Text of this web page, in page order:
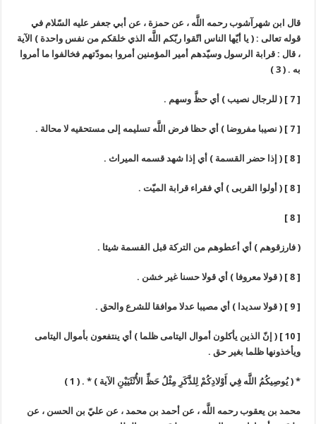
قال ابن شهرآشوب رحمه اللَّه ، عن حمزة ، عن أبي جعفر عليه السّلام في
قوله تعالى : ( يا أيّها الناس اتّقوا ربّكم اللَّه الذي خلقكم من نفس واحدة ) الآية
، قال : قرابة الرسول وسيّدهم أمير المؤمنين أمروا بمودّتهم فخالفوا ما أمروا
به . ( 3 )
[ 7 ] ( للرجال نصيب ) أي حظَّ وسهم .
[ 7 ] ( نصيبا مفروضا ) أي حظا فرض اللَّه تسليمه إلى مستحقيه لا محالة .
[ 8 ] ( إذا حضر القسمة ) أي إذا شهد قسمه الميراث .
[ 8 ] ( أولوا القربى ) أي فقراء قرابة الميّت .
[ 8 ]
( فارزقوهم ) أي أعطوهم من التركة قبل القسمة شيئا .
[ 8 ] ( قولا معروفا ) أي قولا حسنا غير خشن .
[ 9 ] ( قولا سديدا ) أي مصيبا عدلا موافقا للشرع والحق .
[ 10 ] ( إنّ الذين يأكلون أموال اليتامى ظلما ) أي ينتفعون بأموال اليتامى
ويأخذونها ظلما بغير حق .
* ( يُوصِيكُمُ اللَّه فِي أَوْلادِكُمْ لِلذَّكَرِ مِثْلُ حَظِّ الأُنْثَيَيْنِ الآية ) * . ( 1 )
محمد بن يعقوب رحمه اللَّه ، عن أحمد بن محمد ، عن عليّ بن الحسن ، عن